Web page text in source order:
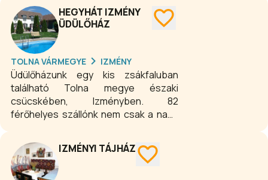
HEGYHÁT IZMÉNY
ÜDÜLŐHÁZ
TOLNA VÁRMEGYE IZMÉNY
Üdülőházunk egy kis zsákfaluban
található Tolna megye északi
csücskében, Izményben. 82
férőhelyes szállónk nem csak a nagy
specializálódott. Ugyanolyan
lelkesedéssel és felkészültséggel
várjuk felnőtt vendégeinket is.
IZMÉNYI TÁJHÁZ